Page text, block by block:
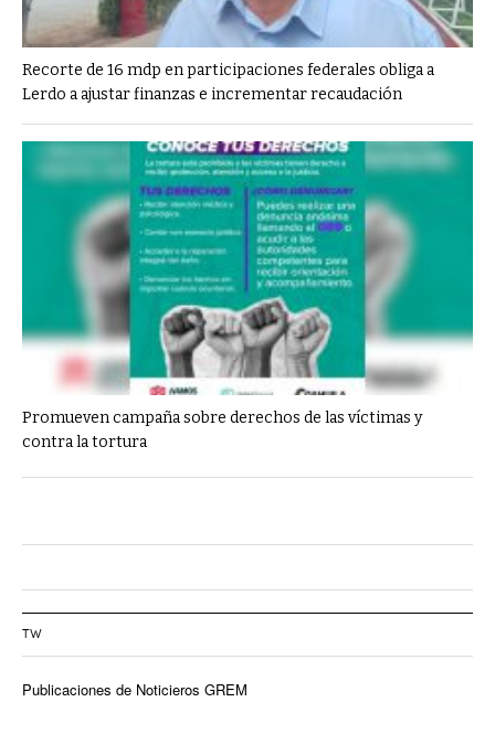
Recorte de 16 mdp en participaciones federales obliga a
Lerdo a ajustar finanzas e incrementar recaudación
Promueven campaña sobre derechos de las víctimas y
contra la tortura
TW
Publicaciones de Noticieros GREM